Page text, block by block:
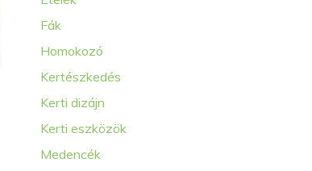
Fák
Homokozó
Kertészkedés
Kerti dizájn
Kerti eszközök
Medencék